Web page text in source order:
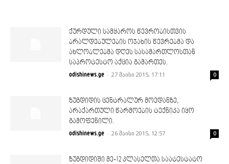
ქურდული სამყაროს წევრობისთვის
ბრალდებულების ოჯახის წევრებმა და
ახლობლებმა დღეს სასამართლოსთან
საპროტესტო აქცია გამართეს.
odishinews.ge - 27 მაისი 2015, 17:11 0
ზუგდიდის ცენტრალურ მოედანზე,
არაქართული წარმოების ტექნიკა იყო
გამოფენილი.
odishinews.ge - 26 მაისი 2015, 12:57 0
ზუგდიდიში მე-12 კლასელთა საატესტატო